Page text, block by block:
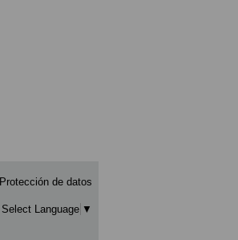
Protección de datos
Select Language ▼